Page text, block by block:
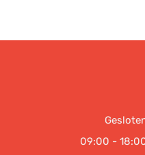
09:00 -